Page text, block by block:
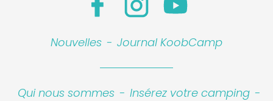
Nouvelles - Journal KoobCamp
Qui nous sommes - Insérez votre camping -